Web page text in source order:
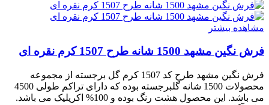
مشاهده بیشتر
فرش نگین مشهد 1500 شانه طرح 1507 کرم نقره ای
فرش نگین مشهد طرح کد 1507 کرم گل برجسته از مجموعه
محصولات 1500 شانه گلبرجسته بوده که دارای تراکم طولی 4500
می باشد. این محصول هشت رنگ بوده و 100% اکریلیک می باشد.